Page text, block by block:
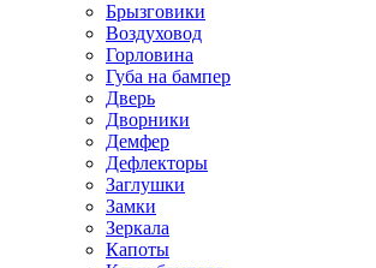
Брызговики
Воздуховод
Горловина
Губа на бампер
Дверь
Дворники
Демфер
Дефлекторы
Заглушки
Замки
Зеркала
Капоты